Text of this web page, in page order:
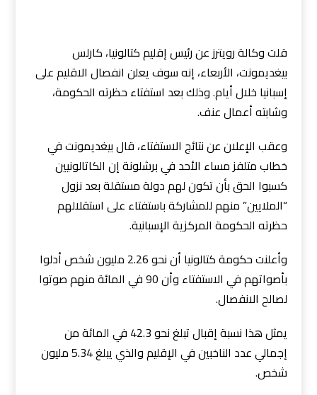
قلت وكالة رويترز عن رئيس إقليم كتالونيا، كارلس
بيغديمونت، الأربعاء، إنه سوف يعلن انفصال الاقليم على
إسبانيا خلال أيام. وذلك بعد استفتاء حظرته الحكومة،
وشابته أعمال عنف.
وعقب الإعلان عن نتائج الاستفتاء، قال بيغديمونت في
خطاب متلفز مساء الأحد في برشلونة إن الكاتالونيين
كسبوا الحق بأن تكون لهم دولة مستقلة بعد نزول
“الملايين” منهم للمشاركة باستفتاء على استقلالهم
حظرته الحكومة المركزية الإسبانية.
وأعلنت حكومة كتالونيا أن نحو 2.26 مليون شخص أدلوا
بأصواتهم في الاستفتاء وأن 90 في المائة منهم صوتوا
لصالح الانفصال.
يمثل هذا نسبة إقبال تبلغ نحو 42.3 في المائة من
إجمالي عدد الناخبين في الإقليم والذي يبلغ 5.34 مليون
شخص.